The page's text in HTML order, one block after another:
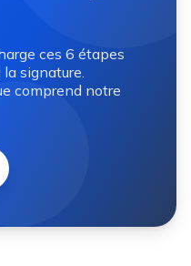
ces 6 étapes
signature.
comprend notre